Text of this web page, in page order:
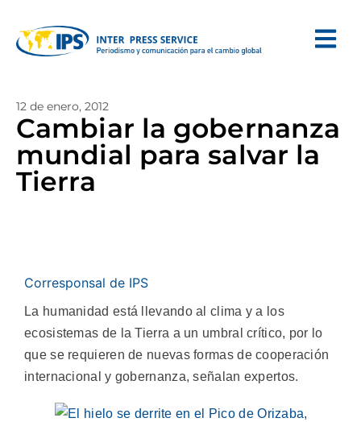
12 de enero, 2012
Cambiar la gobernanza
mundial para salvar la
Tierra
Corresponsal de IPS
La humanidad está llevando al clima y a los
ecosistemas de la Tierra a un umbral crítico, por lo
que se requieren de nuevas formas de cooperación
internacional y gobernanza, señalan expertos.